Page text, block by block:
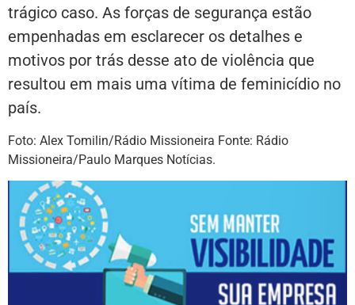
trágico caso. As forças de segurança estão
empenhadas em esclarecer os detalhes e
motivos por trás desse ato de violência que
resultou em mais uma vítima de feminicídio no
país.
Foto: Alex Tomilin/Rádio Missioneira Fonte: Rádio
Missioneira/Paulo Marques Notícias.